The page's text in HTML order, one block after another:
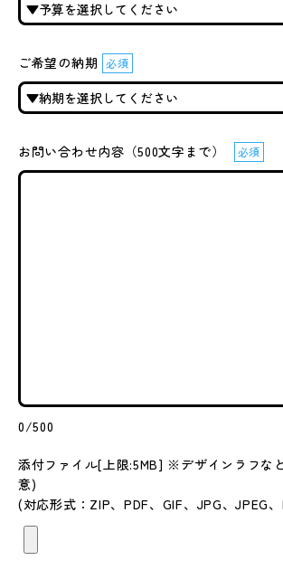
ご希望の納期 必須
お問い合わせ内容（500文字まで） 必須
0/500
添付ファイル[上限:5MB] ※デザインラフな
意)
(対応形式：ZIP、PDF、GIF、JPG、JPEG